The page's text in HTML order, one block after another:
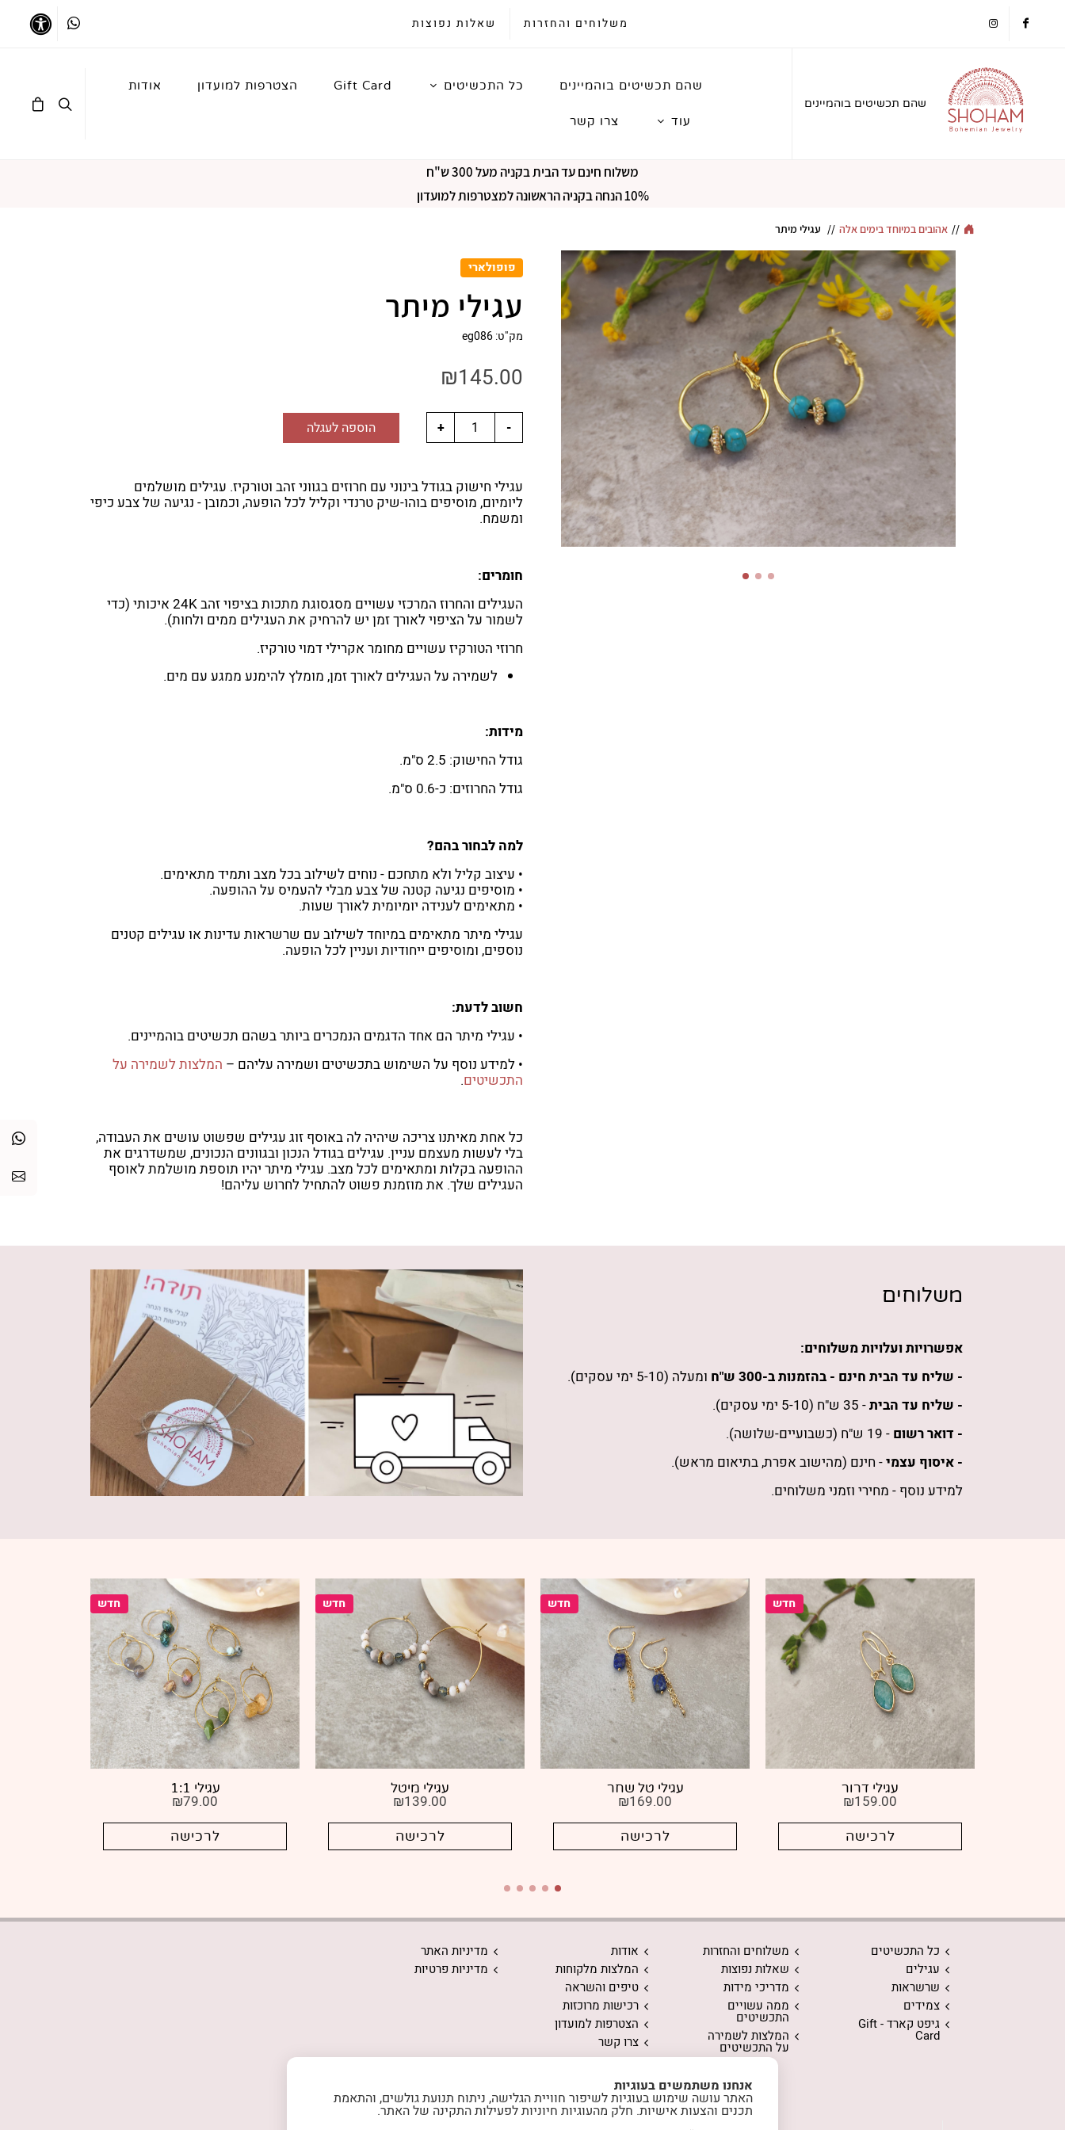
facebook משלוחים והחזרות שאלות נפוצות Whatsapp
שהם תכשיטים בוהמיינים
שהם תכשיטים בוהמיינים כל התכשיטים Gift Card הצטרפות למועדון אודות
עוד צרו קשר
משלוח חינם עד הבית בקניה מעל 300 ש"ח
10% הנחה בקניה הראשונה למצטרפות למועדון
// אהובים במיוחד בימים אלה // עגילי מיתר
פופולארי
עגילי מיתר
מק"ט:eg086
₪145.00
הוספה לעגלה
עגילי חישוק בגודל בינוני עם חרוזים בגווני זהב וטורקיז. עגילים מושלמים
ליומיום, מוסיפים בוהו-שיק טרנדי וקליל לכל הופעה, וכמובן - נגיעה של צבע כיפי
ומשמח.
חומרים:
העגילים והחרוז המרכזי עשויים מסגסוגת מתכות בציפוי זהב 24K איכותי (כדי
לשמור על הציפוי לאורך זמן יש להרחיק את העגילים ממים ולחות).
חרוזי הטורקיז עשויים מחומר אקרילי דמוי טורקיז.
לשמירה על העגילים לאורך זמן, מומלץ להימנע ממגע עם מים.
מידות:
גודל החישוק: 2.5 ס"מ.
גודל החרוזים: כ-0.6 ס"מ.
למה לבחור בהם?
• עיצוב קליל ולא מתחכם - נוחים לשילוב בכל מצב ותמיד מתאימים.
• מוסיפים נגיעה קטנה של צבע מבלי להעמיס על ההופעה.
• מתאימים לענידה יומיומית לאורך שעות.
עגילי מיתר מתאימים במיוחד לשילוב עם שרשראות עדינות או עגילים קטנים
נוספים, ומוסיפים ייחודיות ועניין לכל הופעה.
חשוב לדעת:
• עגילי מיתר הם אחד הדגמים הנמכרים ביותר בשהם תכשיטים בוהמיינים.
• למידע נוסף על השימוש בתכשיטים ושמירה עליהם – המלצות לשמירה על
התכשיטים.
כל אחת מאיתנו צריכה שיהיה לה באוסף זוג עגילים שפשוט עושים את העבודה,
בלי לעשות מעצמם עניין. עגילים בגודל הנכון ובגוונים הנכונים, שמשדרגים את
ההופעה בקלות ומתאימים לכל מצב. עגילי מיתר יהיו תוספת מושלמת לאוסף
העגילים שלך. את מוזמנת פשוט להתחיל לחרוש עליהם!
משלוחים
אפשרויות ועלויות משלוחים:
- שליח עד הבית חינם - בהזמנותב-300 ש"ח
ומעלה (5-10 ימי עסקים).
- שליח עד הבית- 35 ש"ח (5-10 ימי עסקים).
- דואר רשום - 19 ש"ח (כשבועיים-שלושה).
- איסוף עצמי- חינם (מהישוב אפרת, בתיאום מראש).
למידע נוסף - מחירי וזמני משלוחים.
חדש
עגילי דרור
₪159.00
לרכישה
חדש
עגילי טל שחר
₪169.00
לרכישה
חדש
עגילי מיטל
₪139.00
לרכישה
חדש
עגילי 1:1
₪79.00
לרכישה
כל התכשיטים
עגילים
שרשראות
צמידים
גיפט קארד - Gift
Card
משלוחים והחזרות
שאלות נפוצות
מדריכי מידות
ממה עשויים
התכשיטים
המלצות לשמירה
על התכשיטים
אודות
המלצות מלקוחות
טיפים והשראה
רכישות מרוכזות
הצטרפות למועדון
צרו קשר
מדיניות האתר
מדיניות פרטיות
אנחנו משתמשים בעוגיות
האתר עושה שימוש בעוגיות לשיפור חוויית הגלישה, ניתוח תנועת גולשים, והתאמת
תכנים והצעות אישיות. חלק מהעוגיות חיוניות לפעילות התקינה של האתר.